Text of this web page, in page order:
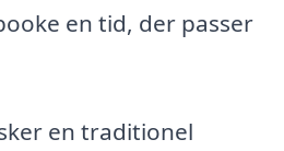
en tid, der passer
en traditionel